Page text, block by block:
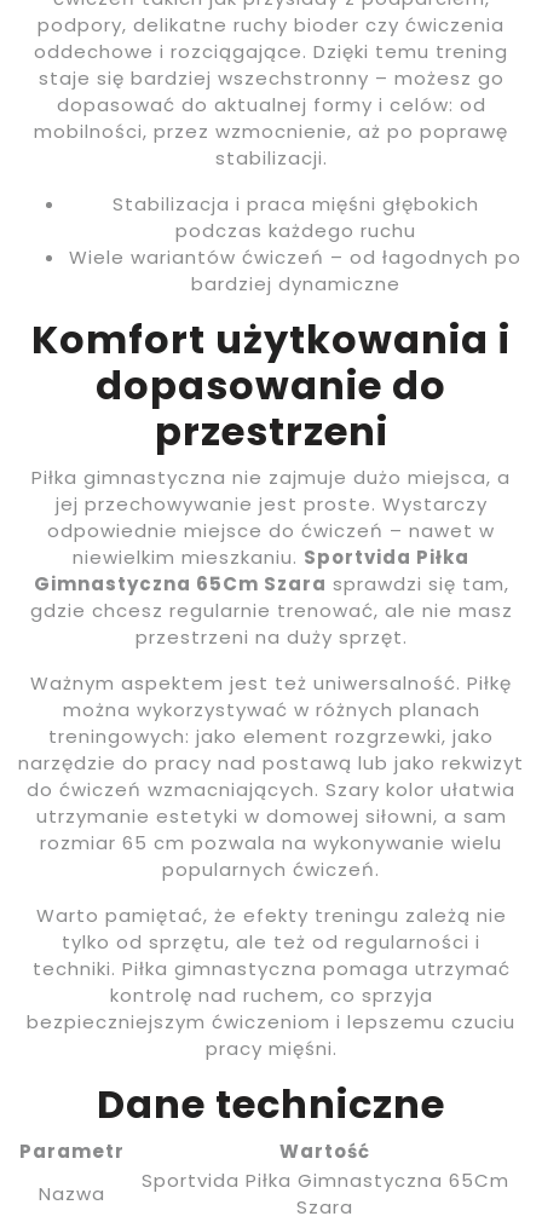
podpory, delikatne ruchy bioder czy ćwiczenia
oddechowe i rozciągające. Dzięki temu trening
staje się bardziej wszechstronny – możesz go
dopasować do aktualnej formy i celów: od
mobilności, przez wzmocnienie, aż po poprawę
stabilizacji.
Stabilizacja i praca mięśni głębokich
podczas każdego ruchu
Wiele wariantów ćwiczeń – od łagodnych po
bardziej dynamiczne
Komfort użytkowania i
dopasowanie do
przestrzeni
Piłka gimnastyczna nie zajmuje dużo miejsca, a
jej przechowywanie jest proste. Wystarczy
odpowiednie miejsce do ćwiczeń – nawet w
niewielkim mieszkaniu. Sportvida Piłka
Gimnastyczna 65Cm Szara sprawdzi się tam,
gdzie chcesz regularnie trenować, ale nie masz
przestrzeni na duży sprzęt.
Ważnym aspektem jest też uniwersalność. Piłkę
można wykorzystywać w różnych planach
treningowych: jako element rozgrzewki, jako
narzędzie do pracy nad postawą lub jako rekwizyt
do ćwiczeń wzmacniających. Szary kolor ułatwia
utrzymanie estetyki w domowej siłowni, a sam
rozmiar 65 cm pozwala na wykonywanie wielu
popularnych ćwiczeń.
Warto pamiętać, że efekty treningu zależą nie
tylko od sprzętu, ale też od regularności i
techniki. Piłka gimnastyczna pomaga utrzymać
kontrolę nad ruchem, co sprzyja
bezpieczniejszym ćwiczeniom i lepszemu czuciu
pracy mięśni.
Dane techniczne
Parametr
Wartość
Nazwa
Sportvida Piłka Gimnastyczna 65Cm
Szara